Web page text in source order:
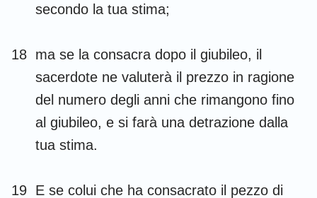
secondo la tua stima;
18 ma se la consacra dopo il giubileo, il
sacerdote ne valuterà il prezzo in ragione
del numero degli anni che rimangono fino
al giubileo, e si farà una detrazione dalla
tua stima.
19 E se colui che ha consacrato il pezzo di